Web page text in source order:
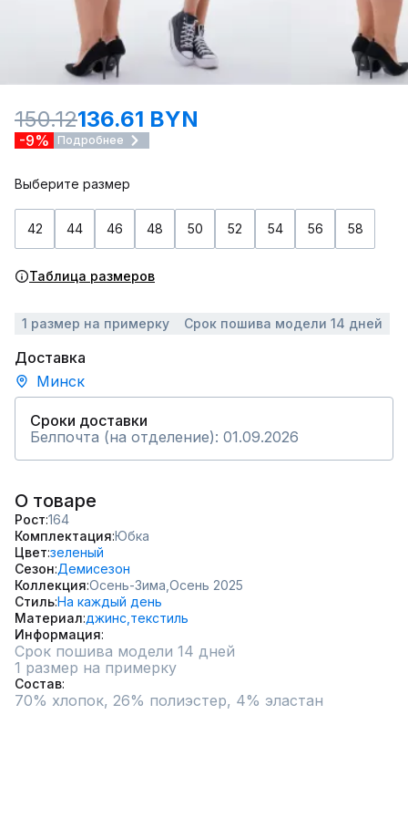
150.12136.61 BYN
-9% Подробнее
Выберите размер
42 44 46 48 50 52 54 56 58
Таблица размеров
1 размер на примерку Срок пошива модели 14 дней
Доставка
Минск
Сроки доставки
Белпочта (на отделение): 01.09.2026
О товаре
Рост 164
Комплектация Юбка
Цвет зеленый
Сезон Демисезон
Коллекция Осень-Зима, Осень 2025
СтильНа каждый день
Материал джинс, текстиль
Информация
Срок пошива модели 14 дней
1 размер на примерку
Состав
70% хлопок, 26% полиэстер, 4% эластан